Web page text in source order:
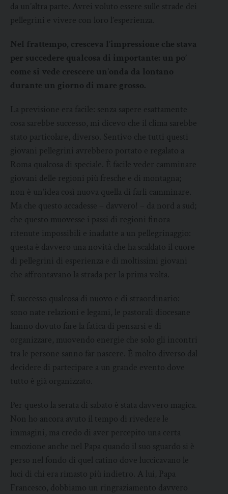
da un’altra parte. Avrei voluto essere sulle strade dei
pellegrini e vivere con loro l’esperienza.
Nel frattempo, cresceva l’impressione che stava
per succedere qualcosa di importante: un po’
come si vede crescere un’onda da lontano
durante un giorno di mare grosso.
La previsione era facile: senza sapere esattamente
cosa sarebbe successo, mi dicevo che il clima sarebbe
stato particolare, diverso. Sentivo che tutti questi
giovani pellegrini avrebbero portato e regalato a
Roma qualcosa di speciale. È facile veder camminare
giovani delle regioni più fresche e di montagna;
non è un’idea così nuova quella di farli camminare.
Ma che questo accadesse – davvero! – da nord a sud;
che questo muovesse i passi di regioni finora
ritenute impossibili e inadatte a un pellegrinaggio:
questa è davvero una novità che ha scaldato il cuore
di pellegrini di esperienza e di moltissimi giovani
che affrontavano la strada per la prima volta.
È successo qualcosa di nuovo e di straordinario:
sono nate relazioni e legami, le pastorali diocesane
hanno dovuto fare la fatica di pensarsi e di
organizzare, muovendo energie che solo gli incontri
tra le persone sanno far nascere. È molto diverso dal
decidere di partecipare a un grande evento dove
tutto è già organizzato.
Per questo la serata di sabato è stata davvero magica.
Non ho ancora avuto il tempo di rivedere le
immagini, ma credo di aver percepito una certa
emozione anche nel Papa quando il suo sguardo si è
perso nel fondo di quel catino dove luccicavano le
luci di chi era rimasto più indietro. A lui, Papa
Francesco, dobbiamo un ringraziamento davvero